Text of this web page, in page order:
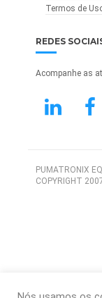
Termos de
REDES
Acompanhe as
PUMATRONIX
COPYRIGHT